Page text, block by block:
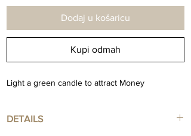
Dodaj u košaricu
Kupi odmah
Light a green candle to attract Money
DETAILS